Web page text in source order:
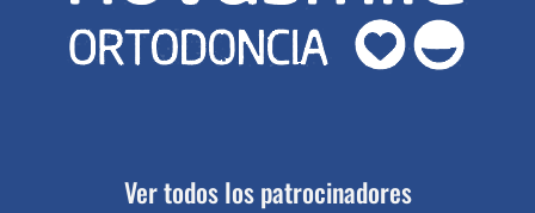
Ver todos los patrocinadores